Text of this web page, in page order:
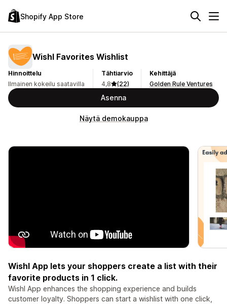
Shopify App Store
Wishl Favorites Wishlist
Hinnoittelu
Ilmainen kokeilu saatavilla
Tähtiarvio
4,8
(22)
Kehittäjä
Golden Rule Ventures
Asenna
Näytä demokauppa
Wishl App lets your shoppers create a list with their
favorite products in 1 click.
Wishl App enhances the shopping experience and builds
customer loyalty. Shoppers can start a wishlist with one click,